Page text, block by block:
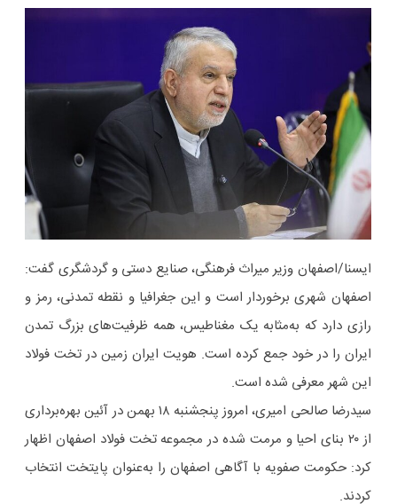
ایسنا/اصفهان وزیر میراث‌ فرهنگی، صنایع‌ دستی و گردشگری گفت:
اصفهان شهری برخوردار است و این جغرافیا و نقطه تمدنی، رمز و
رازی دارد که به‌مثابه یک مغناطیس، همه ظرفیت‌های بزرگ تمدن
ایران را در خود جمع کرده است. هویت ایران‌ زمین در تخت فولاد
این شهر معرفی شده است.
سیدرضا صالحی امیری، امروز پنجشنبه ۱۸ بهمن‌ در آئین بهره‌برداری
از ۲۰ بنای احیا و مرمت شده در مجموعه تخت فولاد اصفهان اظهار
کرد: حکومت صفویه با آگاهی اصفهان را به‌عنوان پایتخت انتخاب
کردند.